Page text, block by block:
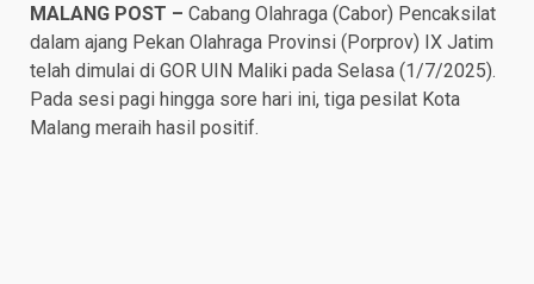
MALANG POST – Cabang Olahraga (Cabor) Pencaksilat
dalam ajang Pekan Olahraga Provinsi (Porprov) IX Jatim
telah dimulai di GOR UIN Maliki pada Selasa (1/7/2025).
Pada sesi pagi hingga sore hari ini, tiga pesilat Kota
Malang meraih hasil positif.